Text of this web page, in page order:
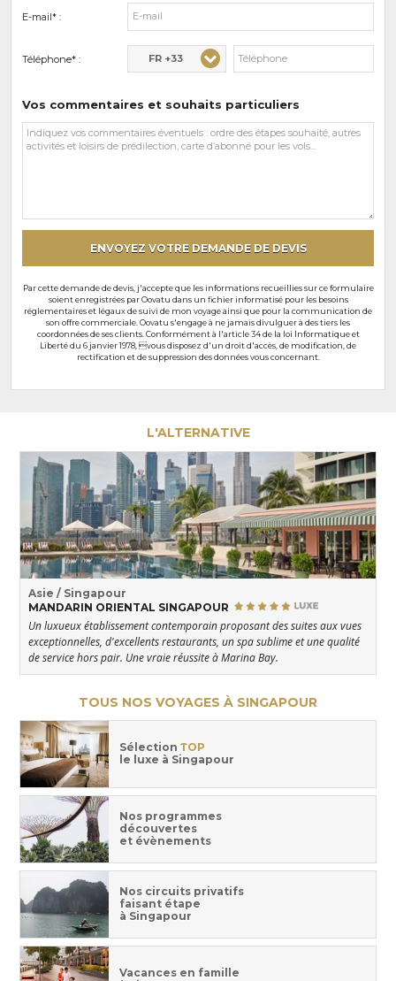
E-mail* :
Téléphone* : FR +33
Vos commentaires et souhaits particuliers
Vos
commentaires
ENVOYEZ VOTRE DEMANDE DE DEVIS
Par cette demande de devis, j'accepte que les informations recueillies sur ce formulaire
soient enregistrées par Oovatu dans un fichier informatisé pour les besoins
réglementaires et légaux de suivi de mon voyage ainsi que pour la communication de
son offre commerciale. Oovatu s'engage à ne jamais divulguer à des tiers les
coordonnées de ses clients. Conformément à l'article 34 de la loi Informatique et
Liberté du 6 janvier 1978, vous disposez d'un droit d'accès, de modification, de
rectification et de suppression des données vous concernant.
L'ALTERNATIVE
Asie / Singapour
MANDARIN ORIENTAL SINGAPOUR
Un luxueux établissement contemporain proposant des suites aux vues
exceptionnelles, d'excellents restaurants, un spa sublime et une qualité
de service hors pair. Une vraie réussite à Marina Bay.
TOUS NOS VOYAGES À SINGAPOUR
Sélection TOP
le luxe à Singapour
Nos programmes
découvertes
et évènements
Nos circuits privatifs
faisant étape
à Singapour
Vacances en famille